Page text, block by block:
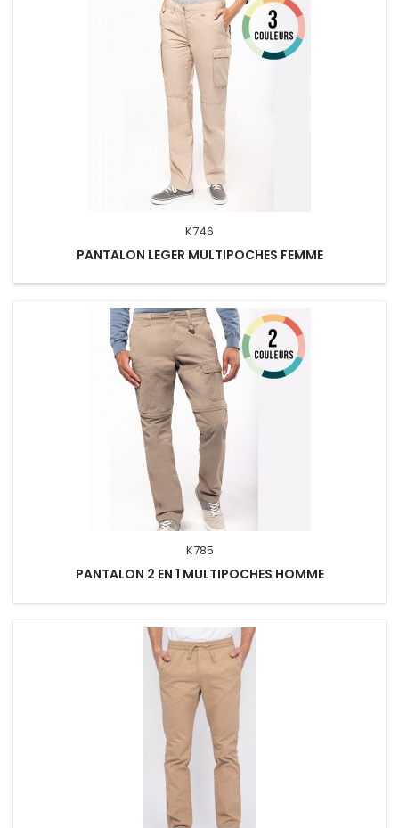
K746
PANTALON LEGER MULTIPOCHES FEMME
K785
PANTALON 2 EN 1 MULTIPOCHES HOMME